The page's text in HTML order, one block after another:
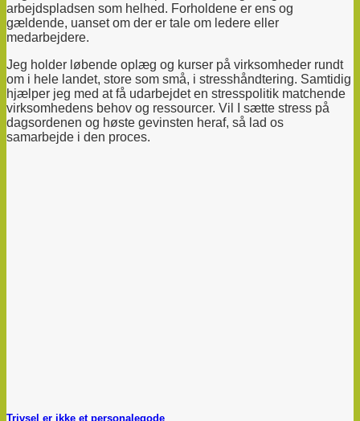
arbejdspladsen som helhed. Forholdene er ens og
gældende, uanset om der er tale om ledere eller
medarbejdere.
Jeg holder løbende oplæg og kurser på virksomheder rundt
om i hele landet, store som små, i stresshåndtering. Samtidig
hjælper jeg med at få udarbejdet en stresspolitik matchende
virksomhedens behov og ressourcer. Vil I sætte stress på
dagsordenen og høste gevinsten heraf, så lad os
samarbejde i den proces.
Trivsel er ikke et personalegode